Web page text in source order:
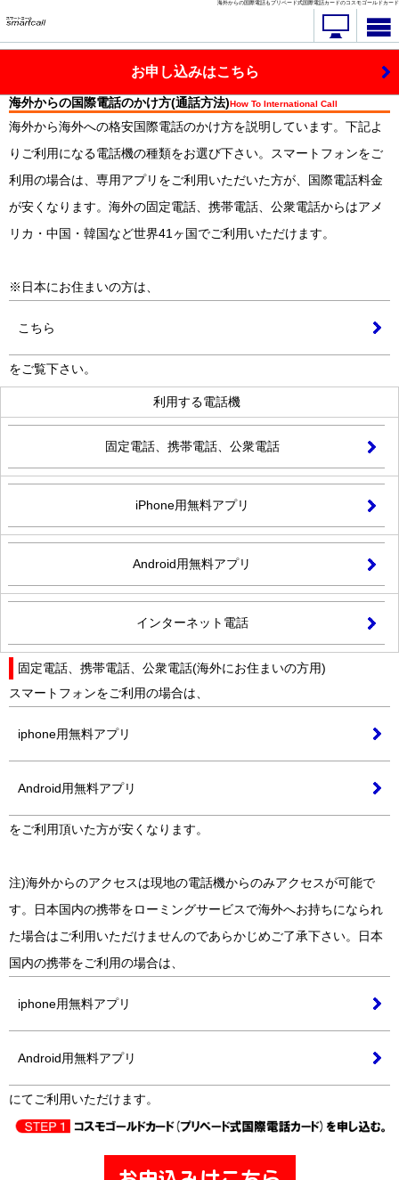
海外からの国際電話もプリペード式国際電話カードのコスモゴールドカード
お申し込みはこちら
海外からの国際電話のかけ方(通話方法)How To International Call
海外から海外への格安国際電話のかけ方を説明しています。下記よ
りご利用になる電話機の種類をお選び下さい。スマートフォンをご
利用の場合は、専用アプリをご利用いただいた方が、国際電話料金
が安くなります。海外の固定電話、携帯電話、公衆電話からはアメ
リカ・中国・韓国など世界41ヶ国でご利用いただけます。
※日本にお住まいの方は、
こちら
をご覧下さい。
利用する電話機
固定電話、携帯電話、公衆電話
iPhone用無料アプリ
Android用無料アプリ
インターネット電話
固定電話、携帯電話、公衆電話(海外にお住まいの方用)
スマートフォンをご利用の場合は、
iphone用無料アプリ
Android用無料アプリ
をご利用頂いた方が安くなります。
注)海外からのアクセスは現地の電話機からのみアクセスが可能で
す。日本国内の携帯をローミングサービスで海外へお持ちになられ
た場合はご利用いただけませんのであらかじめご了承下さい。日本
国内の携帯をご利用の場合は、
iphone用無料アプリ
Android用無料アプリ
にてご利用いただけます。